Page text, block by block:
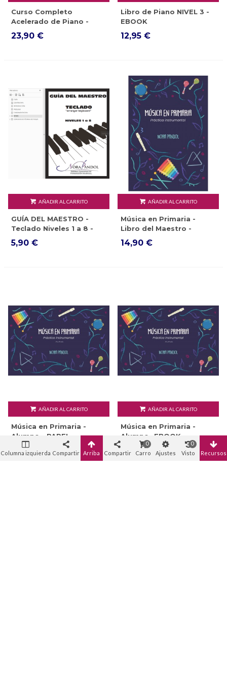
Curso Completo
Acelerado de Piano -
EBOOK
23,90 €
Libro de Piano NIVEL 3 -
EBOOK
12,95 €
AÑADIR AL CARRITO
GUÍA DEL MAESTRO -
Teclado Niveles 1 a 8 -
EBOOK
5,90 €
AÑADIR AL CARRITO
Música en Primaria -
Libro del Maestro -
EBOOK
14,90 €
AÑADIR AL CARRITO
Música en Primaria -
Alumno - PAPEL
11,90 €
AÑADIR AL CARRITO
Música en Primaria -
Alumno -EBOOK
9,00 €
Columna izquierda Compartir Arriba Compartir Carro
0
Ajustes Visto
0
Recursos